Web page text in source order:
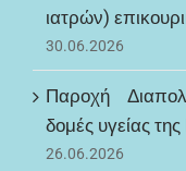
ιατρών)
30.06.2026
Παροχή
δομές υγείας
26.06.2026